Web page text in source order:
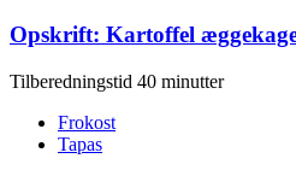
Opskrift: Kartoffel
Tilberedningstid 40 minutter
Frokost
Tapas